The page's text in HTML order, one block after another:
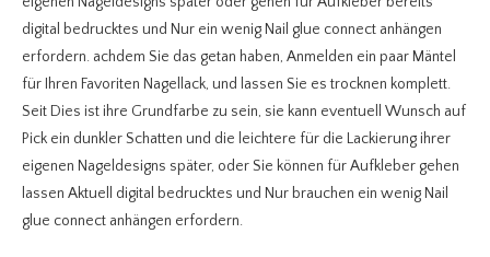
digital bedrucktes und Nur ein wenig Nail glue connect anhängen
erfordern. achdem Sie das getan haben, Anmelden ein paar Mäntel
für Ihren Favoriten Nagellack, und lassen Sie es trocknen komplett.
Seit Dies ist ihre Grundfarbe zu sein, sie kann eventuell Wunsch auf
Pick ein dunkler Schatten und die leichtere für die Lackierung ihrer
eigenen Nageldesigns später, oder Sie können für Aufkleber gehen
lassen Aktuell digital bedrucktes und Nur brauchen ein wenig Nail
glue connect anhängen erfordern.